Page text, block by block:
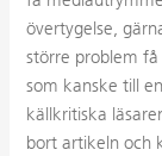
övertygelse,
större problem få
som kanske till
källkritiska
bort artikeln och